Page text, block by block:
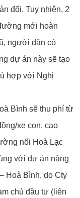
đối. Tuy nhiên, 2
mới hoàn
người dân có
dự án này sẽ tạo
hợp với Nghị
Bình sẽ thu phí từ
xe con, cao
nối Hoà Lạc
với dự án nâng
Hoà Bình, do Cty
chủ đầu tư (liên